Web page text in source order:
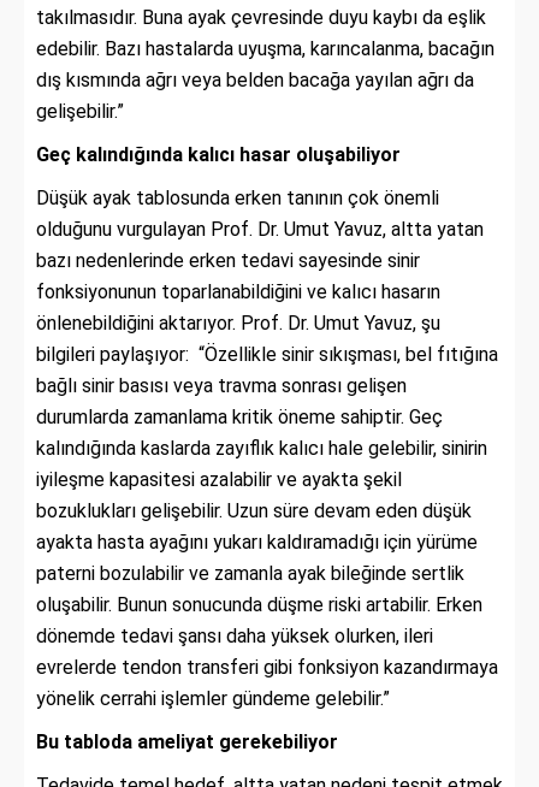
takılmasıdır. Buna ayak çevresinde duyu kaybı da eşlik
edebilir. Bazı hastalarda uyuşma, karıncalanma, bacağın
dış kısmında ağrı veya belden bacağa yayılan ağrı da
gelişebilir.”
Geç kalındığında kalıcı hasar oluşabiliyor
Düşük ayak tablosunda erken tanının çok önemli
olduğunu vurgulayan Prof. Dr. Umut Yavuz, altta yatan
bazı nedenlerinde erken tedavi sayesinde sinir
fonksiyonunun toparlanabildiğini ve kalıcı hasarın
önlenebildiğini aktarıyor. Prof. Dr. Umut Yavuz, şu
bilgileri paylaşıyor: “Özellikle sinir sıkışması, bel fıtığına
bağlı sinir basısı veya travma sonrası gelişen
durumlarda zamanlama kritik öneme sahiptir. Geç
kalındığında kaslarda zayıflık kalıcı hale gelebilir, sinirin
iyileşme kapasitesi azalabilir ve ayakta şekil
bozuklukları gelişebilir. Uzun süre devam eden düşük
ayakta hasta ayağını yukarı kaldıramadığı için yürüme
paterni bozulabilir ve zamanla ayak bileğinde sertlik
oluşabilir. Bunun sonucunda düşme riski artabilir. Erken
dönemde tedavi şansı daha yüksek olurken, ileri
evrelerde tendon transferi gibi fonksiyon kazandırmaya
yönelik cerrahi işlemler gündeme gelebilir.”
Bu tabloda ameliyat gerekebiliyor